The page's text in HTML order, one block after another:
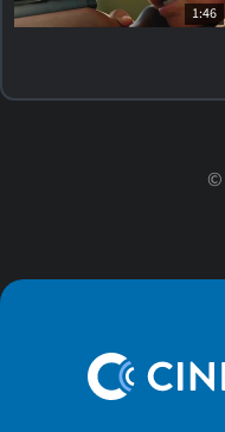
1:46
©